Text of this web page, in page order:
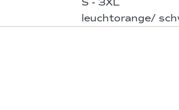
S - 3XL
leuchtorange/